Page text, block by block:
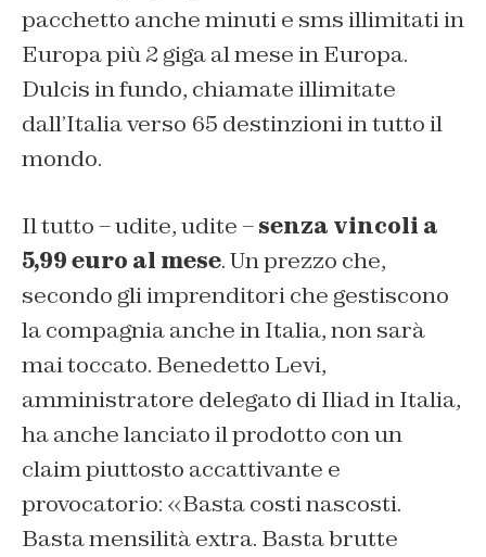
pacchetto anche minuti e sms illimitati in
Europa più 2 giga al mese in Europa.
Dulcis in fundo, chiamate illimitate
dall’Italia verso 65 destinzioni in tutto il
mondo.
Il tutto – udite, udite –senza vincoli a
5,99 euro al mese. Un prezzo che,
secondo gli imprenditori che gestiscono
la compagnia anche in Italia, non sarà
mai toccato. Benedetto Levi,
amministratore delegato di Iliad in Italia,
ha anche lanciato il prodotto con un
claim piuttosto accattivante e
provocatorio: «Basta costi nascosti.
Basta mensilità extra. Basta brutte